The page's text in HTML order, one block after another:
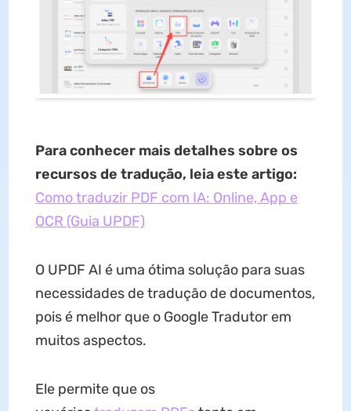
Para conhecer mais detalhes sobre os
recursos de tradução, leia este artigo:
Como traduzir PDF com IA: Online, App e
OCR (Guia UPDF)
O UPDF AI é uma ótima solução para suas
necessidades de tradução de documentos,
pois é melhor que o Google Tradutor em
muitos aspectos.
Ele permite que os